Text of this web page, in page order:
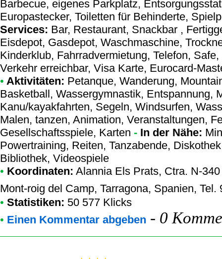
Barbecue, eigenes Parkplatz,
Europastecker, Toiletten für Behinderte,
Services: Bar, Restaurant, Snackbar ,
Eisdepot, Gasdepot, Waschmaschine,
Kinderklub, Fahrradvermietung, Telefon,
Verkehr erreichbar, Visa Karte, Eurocard-
• Aktivitäten: Petanque, Wanderung,
Basketball, Wassergymnastik, Entspannung,
Kanu/kayakfahrten, Segeln, Windsurfen,
Malen, tanzen, Animation, Veranstaltungen,
Gesellschaftsspiele, Karten - In der Nähe:
Powertraining, Reiten, Tanzabende,
Bibliothek, Videospiele
• Koordinaten: Alannia Els Prats, Ctra. N-
Mont-roig del Camp, Tarragona, Spanien, Tel.
• Statistiken: 50 577 Klicks
• Einen Kommentar abgeben - 0